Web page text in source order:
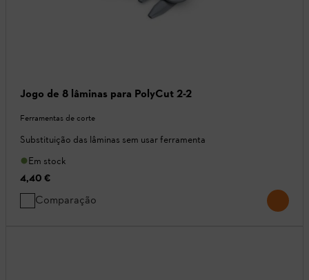
Jogo de 8 lâminas para PolyCut 2-2
Ferramentas de corte
Substituição das lâminas sem usar ferramenta
Em stock
4,40 €
Comparação